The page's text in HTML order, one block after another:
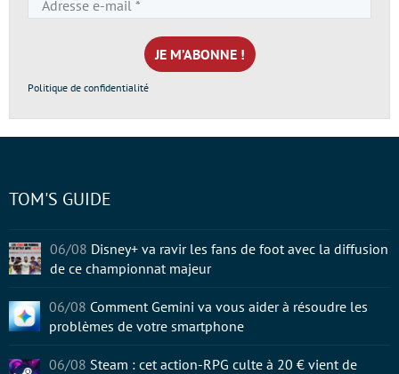
e-
mail
*
Politique de confidentialité
TOM'S GUIDE
06/08 Disney+ va ravir les fans de foot avec la diffusion
de ce championnat majeur
06/08 Comment Gemini va vous aider à résoudre les
problèmes de votre smartphone
06/08 Steam : cet action-RPG culte à 20 € vient de